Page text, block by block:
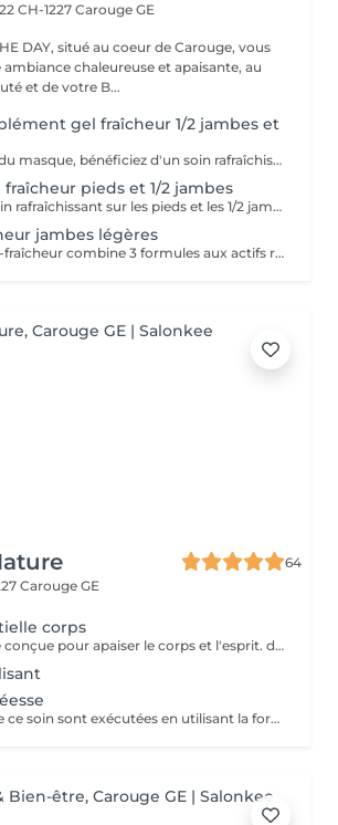
CH-1227 Carouge GE
DAY, situé au coeur de Carouge, vous
chaleureuse et apaisante, au
et de votre B...
gel fraîcheur 1/2 jambes et
Pendant la pause du masque, bénéficiez d'un soin rafraîchissant sur les pieds et les 1/2 jambes. Application d'un gel fraîcheur accompagné de manoeuvres stimulantes sur les pieds.
fraîcheur pieds et 1/2 jambes
Bénéficiez d'un soin rafraîchissant sur les pieds et les 1/2 jambes. Application d'un gel fraîcheur accompagné de manoeuvres stimulantes sur les pieds.
jambes légères
Ce protocole ultra-fraîcheur combine 3 formules aux actifs reconnus pour leurs propriétés tonifiantes et stimulantes. Au coeur de ce soin, un double massage : une technique spécifique visant à alléger les jambes, renforcée par un massage des pieds à travers des frictions et pressions tonifiantes. Objectif sport : apporter fraîcheur et légèreté aux jambes et aux pieds échauffés après un effort sportif. Objectif silhouette : apporter confort immédiat pour un objectif jambes légères. Effet glaçon garanti !! Soin d'une durée d'environ 35 minutes. Ne convient pas aux femmes enceintes ou allaitantes
64
Carouge GE
corps
massage bien être conçue pour apaiser le corps et l'esprit. des mouvements doux et fluides sont utilisés pour détendre les muscles et favoriser la circulation énergétique.Le soin est adapté aux besoins spécifique de chaque client, offrant une expérience sur mesure.
les manoeuvres de ce soin sont exécutées en utilisant la forme du 8 de l'infini sur l'ensemble du corps pour se finir au visage . La symbolique de ces manoeuvres en évoque l'énergie cosmique, cette circulation harmonieuse jamais interrompue. il est réalisé avec l'huile corporelle Oléa Antica,Baume des Origines nourrissant.